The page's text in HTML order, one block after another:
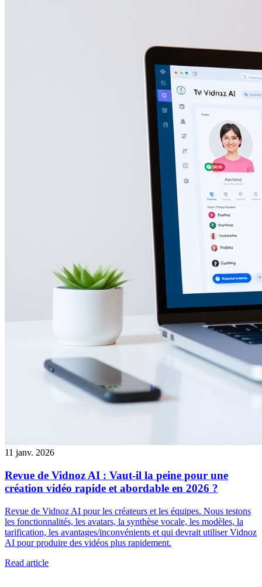
11 janv. 2026
Revue de Vidnoz AI : Vaut-il la peine pour une
création vidéo rapide et abordable en 2026 ?
Revue de Vidnoz AI pour les créateurs et les équipes. Nous testons
les fonctionnalités, les avatars, la synthèse vocale, les modèles, la
tarification, les avantages/inconvénients et qui devrait utiliser Vidnoz
AI pour produire des vidéos plus rapidement.
Read article